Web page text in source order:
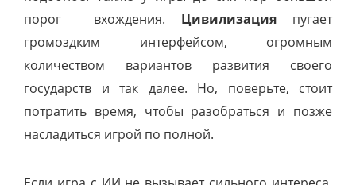
порог вхождения. Цивилизация пугает
громоздким интерфейсом, огромным
количеством вариантов развития своего
государств и так далее. Но, поверьте, стоит
потратить время, чтобы разобраться и позже
насладиться игрой по полной.